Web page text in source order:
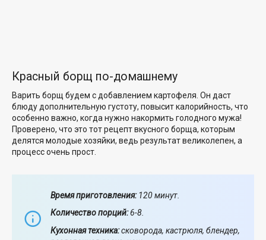
Красный борщ по-домашнему
Варить борщ будем с добавлением картофеля. Он даст
блюду дополнительную густоту, повысит калорийность, что
особенно важно, когда нужно накормить голодного мужа!
Проверено, что это тот рецепт вкусного борща, которым
делятся молодые хозяйки, ведь результат великолепен, а
процесс очень прост.
Время приготовления:120 минут.
Количество порций:6-8.
Кухонная техника:сковорода, кастрюля, блендер,